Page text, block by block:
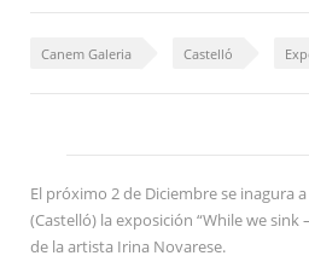
Canem Galeria Castelló
El próximo 2 de Diciembre se inagura
(Castelló) la exposición “While we sink
de la artista Irina Novarese.